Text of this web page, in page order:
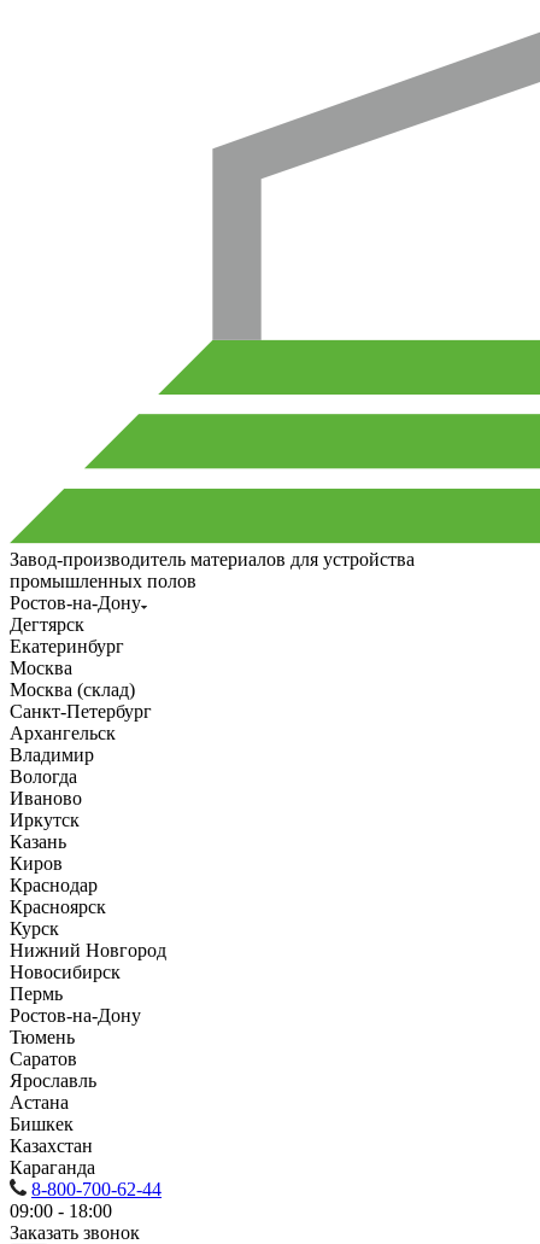
Завод-производитель материалов для устройства
промышленных полов
Ростов-на-Дону
Дегтярск
Екатеринбург
Москва
Москва (склад)
Санкт-Петербург
Архангельск
Владимир
Вологда
Иваново
Иркутск
Казань
Киров
Краснодар
Красноярск
Курск
Нижний Новгород
Новосибирск
Пермь
Ростов-на-Дону
Тюмень
Саратов
Ярославль
Астана
Бишкек
Казахстан
Караганда
8-800-700-62-44
09:00 - 18:00
Заказать звонок